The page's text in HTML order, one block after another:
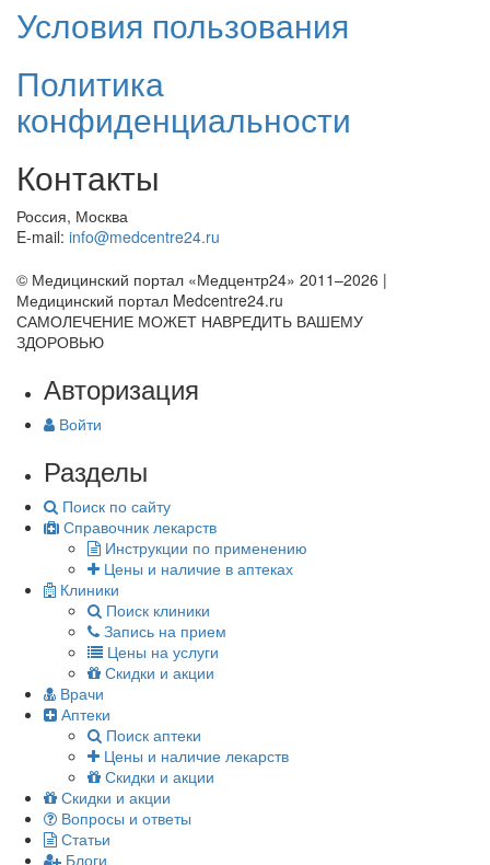
Условия пользования
Политика
конфиденциальности
Контакты
Россия, Москва
E-mail: info@medcentre24.ru
© Медицинский портал «Медцентр24» 2011–2026 |
Медицинский портал Medcentre24.ru
САМОЛЕЧЕНИЕ МОЖЕТ НАВРЕДИТЬ ВАШЕМУ
ЗДОРОВЬЮ
Авторизация
Войти
Разделы
Поиск по сайту
Справочник лекарств
Инструкции по применению
Цены и наличие в аптеках
Клиники
Поиск клиники
Запись на прием
Цены на услуги
Скидки и акции
Врачи
Аптеки
Поиск аптеки
Цены и наличие лекарств
Скидки и акции
Скидки и акции
Вопросы и ответы
Статьи
Блоги